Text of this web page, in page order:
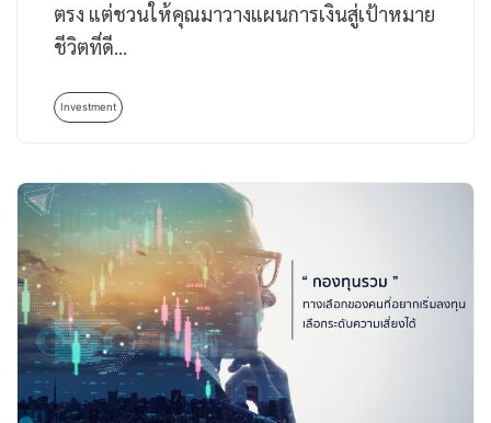
ตรง แต่ชวนให้คุณมาวางแผนการเงินสู่เป้าหมาย
ชีวิตที่ดี…
Investment